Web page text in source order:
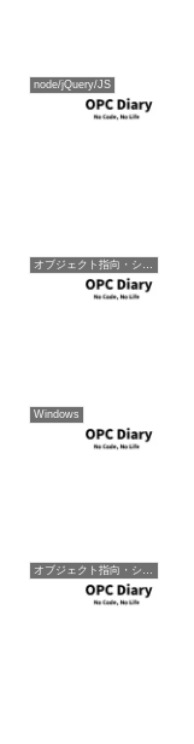
node/jQuery/JS
オブジェクト指向・システム開発
Windows
オブジェクト指向・システム開発